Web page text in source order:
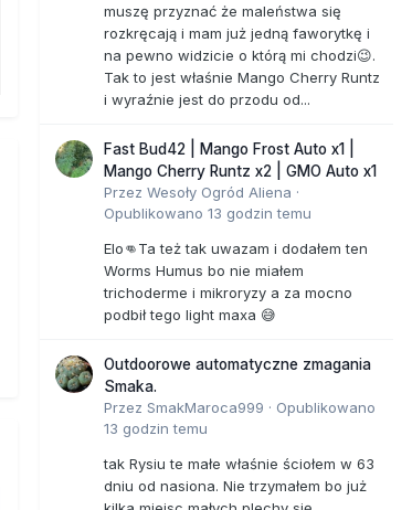
muszę przyznać że maleństwa się
rozkręcają i mam już jedną faworytkę i
na pewno widzicie o którą mi chodzi😉.
Tak to jest właśnie Mango Cherry Runtz
i wyraźnie jest do przodu od...
Fast Bud42 | Mango Frost Auto x1 |
Mango Cherry Runtz x2 | GMO Auto x1
Przez Wesoły Ogród Aliena ·
Opublikowano 13 godzin temu
Elo👊Ta też tak uwazam i dodałem ten
Worms Humus bo nie miałem
trichoderme i mikroryzy a za mocno
podbił tego light maxa 😅
Outdoorowe automatyczne zmagania
Smaka.
Przez SmakMaroca999 · Opublikowano
13 godzin temu
tak Rysiu te małe właśnie ściołem w 63
dniu od nasiona. Nie trzymałem bo już